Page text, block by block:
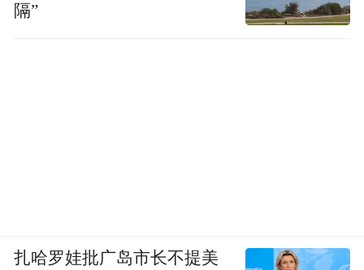
隔”
扎哈罗娃批广岛市长不提美